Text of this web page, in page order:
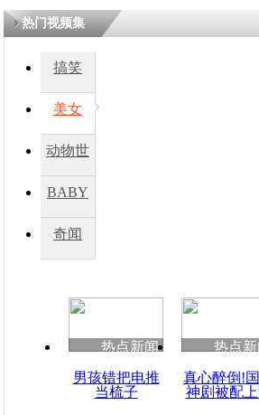
四川兴文苗乡上万
度苗族花山节
热门视频集
搞笑
美女
动物世
BABY
秀
奇闻
热点新闻
男孩错把电推
当梳子
热点新
真心醉倒!
神剧被配